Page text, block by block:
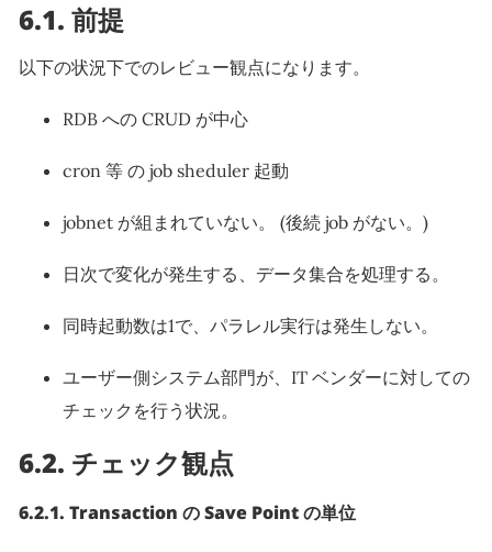
6.1. 前提
以下の状況下でのレビュー観点になります。
RDB への CRUD が中心
cron 等 の job sheduler 起動
jobnet が組まれていない。 (後続 job がない。)
日次で変化が発生する、データ集合を処理する。
同時起動数は1で、パラレル実行は発生しない。
ユーザー側システム部門が、IT ベンダーに対しての
チェックを行う状況。
6.2. チェック観点
6.2.1. Transaction の Save Point の単位